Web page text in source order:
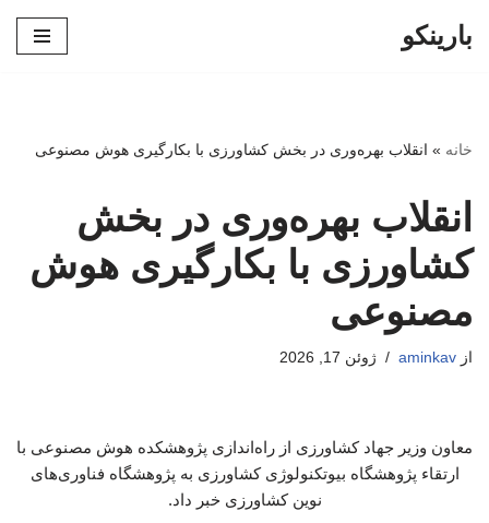
بارینکو
خانه » انقلاب بهره‌وری در بخش کشاورزی با بکارگیری هوش مصنوعی
انقلاب بهره‌وری در بخش
کشاورزی با بکارگیری هوش
مصنوعی
از aminkav ژوئن 17, 2026
معاون وزیر جهاد کشاورزی از راه‌اندازی پژوهشکده هوش مصنوعی با
ارتقاء پژوهشگاه بیوتکنولوژی کشاورزی به پژوهشگاه فناوری‌های
نوین کشاورزی خبر داد.